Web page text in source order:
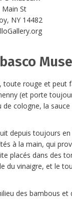
Main St
, NY 14482
toute rouge et peut
(et porte
de cologne, la
depuis toujours
à la main, qui
placés dans des
du vinaigre, et le
des bambous et